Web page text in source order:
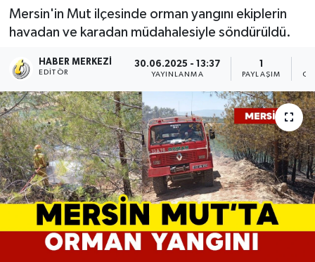
Mersin'in Mut ilçesinde orman yangını ekiplerin
havadan ve karadan müdahalesiyle söndürüldü.
HABER MERKEZI
EDITÖR
30.06.2025 - 13:37
YAYINLANMA
1
PAYLAŞIM